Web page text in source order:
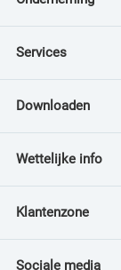
Services
Downloaden
Wettelijke info
Klantenzone
Sociale media